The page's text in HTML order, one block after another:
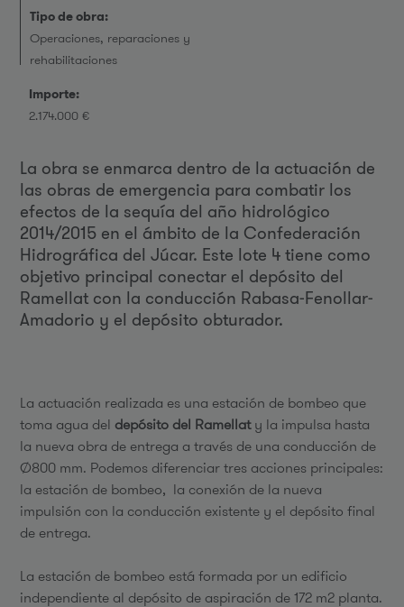
Tipo de obra:
Operaciones, reparaciones y
rehabilitaciones
Importe:
2.174.000 €
La obra se enmarca dentro de la actuación de
las obras de emergencia para combatir los
efectos de la sequía del año hidrológico
2014/2015 en el ámbito de la Confederación
Hidrográfica del Júcar. Este lote 4 tiene como
objetivo principal conectar el depósito del
Ramellat con la conducción Rabasa-Fenollar-
Amadorio y el depósito obturador.
La actuación realizada es una estación de bombeo que
toma agua del depósito del Ramellaty la impulsa hasta
la nueva obra de entrega a través de una conducción de
Ø800 mm. Podemos diferenciar tres acciones principales:
la estación de bombeo, la conexión de la nueva
impulsión con la conducción existente y el depósito final
de entrega.
La estación de bombeo está formada por un edificio
independiente al depósito de aspiración de 172 m2 planta.